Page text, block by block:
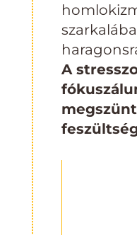
A